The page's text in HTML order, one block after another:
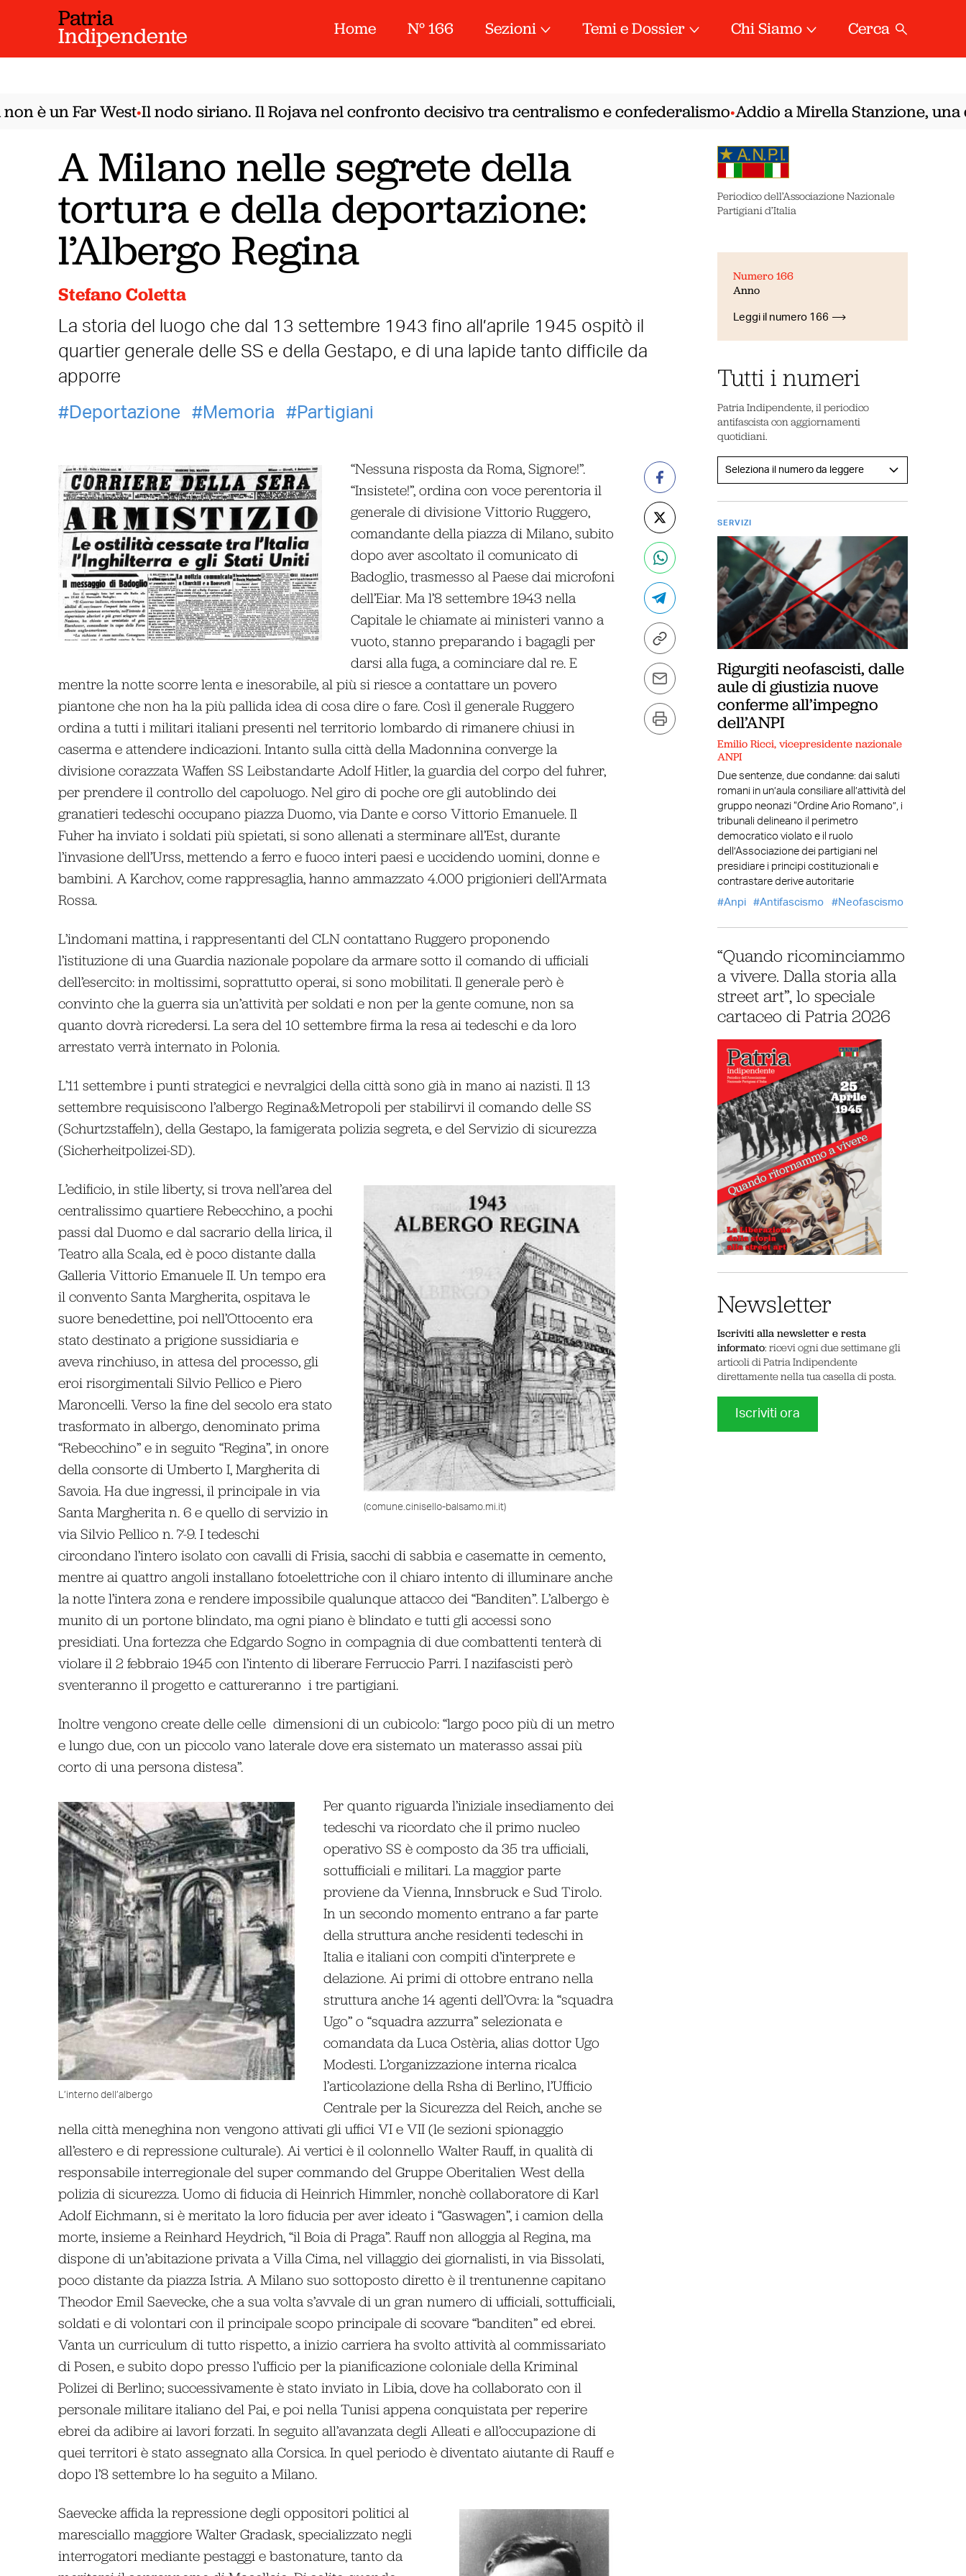
Patria
Indipendente Home N° 166 Sezioni Temi e Dossier Chi Siamo Cerca
è un Far West•Il nodo siriano. Il Rojava nel confronto decisivo tra centralismo e confederalismo•Addio a Mirella Stanzione, una
A Milano nelle segrete della
tortura e della deportazione:
l’Albergo Regina
Stefano Coletta
La storia del luogo che dal 13 settembre 1943 fino all’aprile 1945 ospitò il
quartier generale delle SS e della Gestapo, e di una lapide tanto difficile da
apporre
Deportazione
Memoria Partigiani
“Nessuna risposta da Roma, Signore!”.
“Insistete!”, ordina con voce perentoria il
generale di divisione Vittorio Ruggero,
comandante della piazza di Milano, subito
dopo aver ascoltato il comunicato di
Badoglio, trasmesso al Paese dai microfoni
dell’Eiar. Ma l’8 settembre 1943 nella
Capitale le chiamate ai ministeri vanno a
vuoto, stanno preparando i bagagli per
darsi alla fuga, a cominciare dal re. E
mentre la notte scorre lenta e inesorabile, al più si riesce a contattare un povero
piantone che non ha la più pallida idea di cosa dire o fare. Così il generale Ruggero
ordina a tutti i militari italiani presenti nel territorio lombardo di rimanere chiusi in
caserma e attendere indicazioni. Intanto sulla città della Madonnina converge la
divisione corazzata Waffen SS Leibstandarte Adolf Hitler, la guardia del corpo del fuhrer,
per prendere il controllo del capoluogo. Nel giro di poche ore gli autoblindo dei
granatieri tedeschi occupano piazza Duomo, via Dante e corso Vittorio Emanuele. Il
Fuher ha inviato i soldati più spietati, si sono allenati a sterminare all’Est, durante
l’invasione dell’Urss, mettendo a ferro e fuoco interi paesi e uccidendo uomini, donne e
bambini. A Karchov, come rappresaglia, hanno ammazzato 4.000 prigionieri dell’Armata
Rossa.
L’indomani mattina, i rappresentanti del CLN contattano Ruggero proponendo
l’istituzione di una Guardia nazionale popolare da armare sotto il comando di ufficiali
dell’esercito: in moltissimi, soprattutto operai, si sono mobilitati. Il generale però è
convinto che la guerra sia un’attività per soldati e non per la gente comune, non sa
quanto dovrà ricredersi. La sera del 10 settembre firma la resa ai tedeschi e da loro
arrestato verrà internato in Polonia.
L’11 settembre i punti strategici e nevralgici della città sono già in mano ai nazisti. Il 13
settembre requisiscono l’albergo Regina&Metropoli per stabilirvi il comando delle SS
(Schurtzstaffeln), della Gestapo, la famigerata polizia segreta, e del Servizio di sicurezza
(Sicherheitpolizei-SD).
(comune.cinisello-balsamo.mi.it)
L’edificio, in stile liberty, si trova nell’area del
centralissimo quartiere Rebecchino, a pochi
passi dal Duomo e dal sacrario della lirica, il
Teatro alla Scala, ed è poco distante dalla
Galleria Vittorio Emanuele II. Un tempo era
il convento Santa Margherita, ospitava le
suore benedettine, poi nell’Ottocento era
stato destinato a prigione sussidiaria e
aveva rinchiuso, in attesa del processo, gli
eroi risorgimentali Silvio Pellico e Piero
Maroncelli. Verso la fine del secolo era stato
trasformato in albergo, denominato prima
“Rebecchino” e in seguito “Regina”, in onore
della consorte di Umberto I, Margherita di
Savoia. Ha due ingressi, il principale in via
Santa Margherita n. 6 e quello di servizio in
via Silvio Pellico n. 7-9. I tedeschi
circondano l’intero isolato con cavalli di Frisia, sacchi di sabbia e casematte in cemento,
mentre ai quattro angoli installano fotoelettriche con il chiaro intento di illuminare anche
la notte l’intera zona e rendere impossibile qualunque attacco dei “Banditen”. L’albergo è
munito di un portone blindato, ma ogni piano è blindato e tutti gli accessi sono
presidiati. Una fortezza che Edgardo Sogno in compagnia di due combattenti tenterà di
violare il 2 febbraio 1945 con l’intento di liberare Ferruccio Parri. I nazifascisti però
sventeranno il progetto e cattureranno i tre partigiani.
Inoltre vengono create delle celle dimensioni di un cubicolo: “largo poco più di un metro
e lungo due, con un piccolo vano laterale dove era sistemato un materasso assai più
corto di una persona distesa”.
L’interno dell’albergo
Per quanto riguarda l’iniziale insediamento dei
tedeschi va ricordato che il primo nucleo
operativo SS è composto da 35 tra ufficiali,
sottufficiali e militari. La maggior parte
proviene da Vienna, Innsbruck e Sud Tirolo.
In un secondo momento entrano a far parte
della struttura anche residenti tedeschi in
Italia e italiani con compiti d’interprete e
delazione. Ai primi di ottobre entrano nella
struttura anche 14 agenti dell’Ovra: la “squadra
Ugo” o “squadra azzurra” selezionata e
comandata da Luca Ostèria, alias dottor Ugo
Modesti. L’organizzazione interna ricalca
l’articolazione della Rsha di Berlino, l’Ufficio
Centrale per la Sicurezza del Reich, anche se
nella città meneghina non vengono attivati gli uffici VI e VII (le sezioni spionaggio
all’estero e di repressione culturale). Ai vertici è il colonnello Walter Rauff, in qualità di
responsabile interregionale del super commando del Gruppe Oberitalien West della
polizia di sicurezza. Uomo di fiducia di Heinrich Himmler, nonchè collaboratore di Karl
Adolf Eichmann, si è meritato la loro fiducia per aver ideato i “Gaswagen”, i camion della
morte, insieme a Reinhard Heydrich, “il Boia di Praga”. Rauff non alloggia al Regina, ma
dispone di un’abitazione privata a Villa Cima, nel villaggio dei giornalisti, in via Bissolati,
poco distante da piazza Istria. A Milano suo sottoposto diretto è il trentunenne capitano
Theodor Emil Saevecke, che a sua volta s’avvale di un gran numero di ufficiali, sottufficiali,
soldati e di volontari con il principale scopo principale di scovare “banditen” ed ebrei.
Vanta un curriculum di tutto rispetto, a inizio carriera ha svolto attività al commissariato
di Posen, e subito dopo presso l’ufficio per la pianificazione coloniale della Kriminal
Polizei di Berlino; successivamente è stato inviato in Libia, dove ha collaborato con il
personale militare italiano del Pai, e poi nella Tunisi appena conquistata per reperire
ebrei da adibire ai lavori forzati. In seguito all’avanzata degli Alleati e all’occupazione di
quei territori è stato assegnato alla Corsica. In quel periodo è diventato aiutante di Rauff e
dopo l’8 settembre lo ha seguito a Milano.
Saevecke affida la repressione degli oppositori politici al
maresciallo maggiore Walter Gradask, specializzato negli
interrogatori mediante pestaggi e bastonature, tanto da
Periodico dell’Associazione Nazionale
Partigiani d’Italia
Numero 166
Anno
Leggi il numero 166
Tutti i numeri
Patria Indipendente, il periodico
antifascista con aggiornamenti
quotidiani.
SERVIZI
Rigurgiti neofascisti, dalle
aule di giustizia nuove
conferme all’impegno
dell’ANPI
Emilio Ricci, vicepresidente nazionale
ANPI
Due sentenze, due condanne: dai saluti
romani in un’aula consiliare all’attività del
gruppo neonazi “Ordine Ario Romano”, i
tribunali delineano il perimetro
democratico violato e il ruolo
dell’Associazione dei partigiani nel
presidiare i principi costituzionali e
contrastare derive autoritarie
Anpi
Antifascismo Neofascismo
“Quando ricominciammo
a vivere. Dalla storia alla
street art”, lo speciale
cartaceo di Patria 2026
Newsletter
Iscriviti alla newsletter e resta
informato: ricevi ogni due settimane gli
articoli di Patria Indipendente
direttamente nella tua casella di posta.
Iscriviti ora